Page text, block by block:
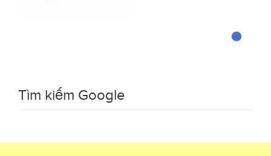
Tìm kiếm Google